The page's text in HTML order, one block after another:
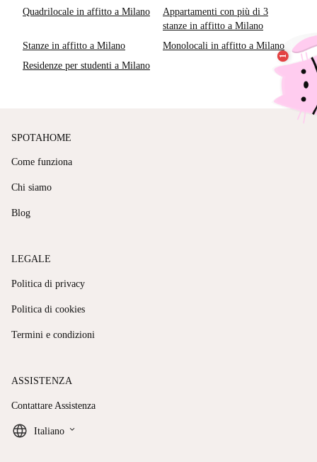
Quadrilocale in affitto a Milano
Appartamenti con più di 3
stanze in affitto a Milano
Stanze in affitto a Milano
Monolocali in affitto a Milano
Residenze per studenti a Milano
SPOTAHOME
Come funziona
Chi siamo
Blog
LEGALE
Politica di privacy
Politica di cookies
Termini e condizioni
ASSISTENZA
Contattare Assistenza
Italiano keyboard_arrow_down